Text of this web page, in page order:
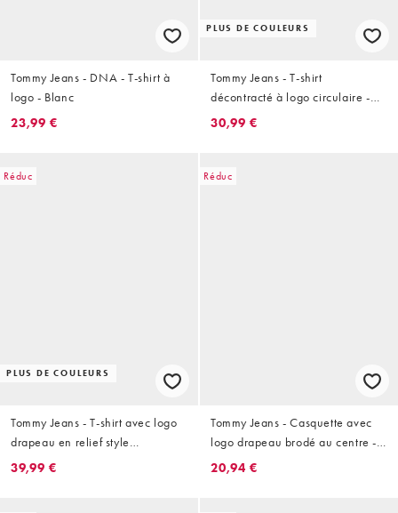
Tommy Jeans - DNA - T-shirt à
logo - Blanc
23,99 €
PLUS DE COULEURS
Tommy Jeans - T-shirt
décontracté à logo circulaire -
Bleu marine
30,99 €
Réduc
PLUS DE COULEURS
Tommy Jeans - T-shirt avec logo
drapeau en relief style
années 90 - Noir délavé
39,99 €
Réduc
Tommy Jeans - Casquette avec
logo drapeau brodé au centre -
Fauve
20,94 €